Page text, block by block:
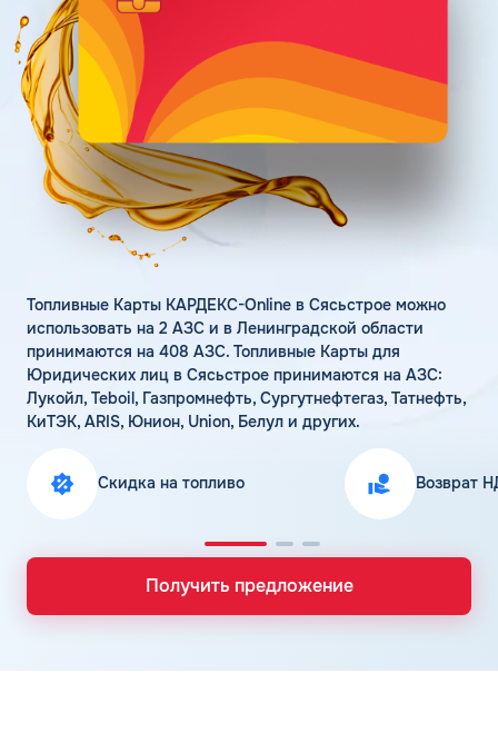
Статьи
Цена бензина и ДТ
Личный кабинет
Карта АЗС
Получить консультацию
Топливные Карты КАРДЕКС-Online в Сясьстрое можно
использовать на 2 АЗС и в Ленинградской области
принимаются на 408 АЗС. Топливные Карты для
Юридических лиц в Сясьстрое принимаются на АЗС:
Лукойл, Teboil, Газпромнефть, Сургутнефтегаз, Татнефть,
КиТЭК, ARIS, Юнион, Union, Белул и других.
Скидка на топливо Возврат
Получить предложение